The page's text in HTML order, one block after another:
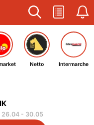
Netto Intermarche
26.04- 30.05